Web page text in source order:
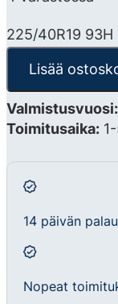
225/40R19 93H
Lisää
Valmistusvuosi:
Toimitusaika:
14 päivän
Nopeat